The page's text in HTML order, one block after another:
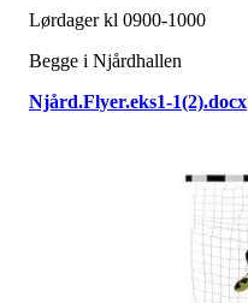
Lørdager kl 0900-1000
Begge i Njårdhallen
Njård.Flyer.eks1-1(2).docx